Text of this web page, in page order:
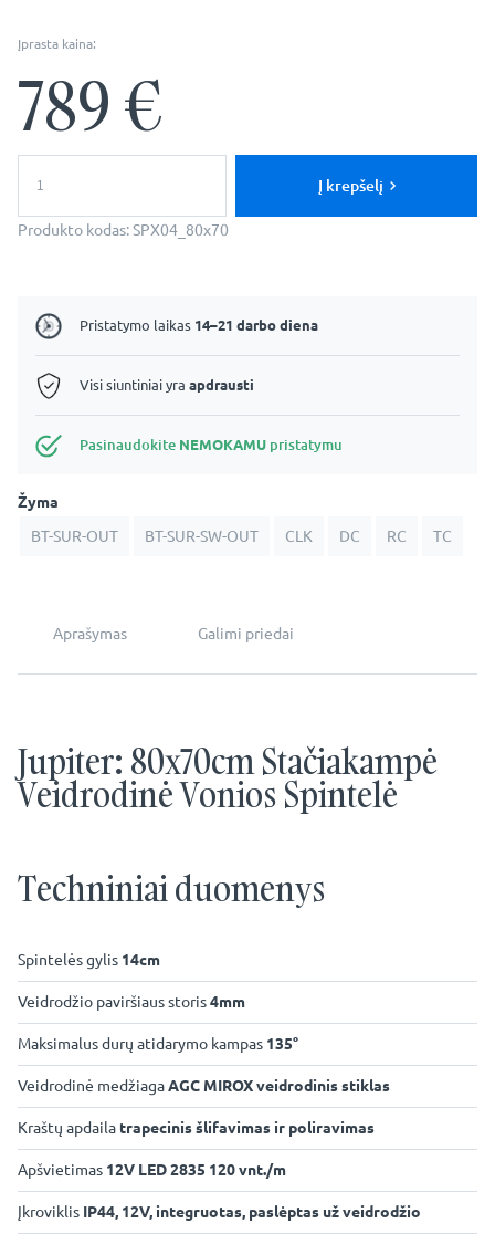
Įprasta kaina:
789€
kiekis:
80x70cm
Į krepšelį
Produkto kodas:SPX04_80x70
Pristatymo laikas 14–21 darbo diena
Visi siuntiniai yra apdrausti
Pasinaudokite NEMOKAMU pristatymu
Žyma
BT-SUR-OUT
BT-SUR-SW-OUT CLK DC RC TC
Aprašymas Galimi priedai
Jupiter: 80x70cm Stačiakampė
Veidrodinė Vonios Spintelė
Techniniai duomenys
Spintelės gylis 14cm
Veidrodžio paviršiaus storis4mm
Maksimalus durų atidarymo kampas 135°
Veidrodinė medžiagaAGC MIROX veidrodinis stiklas
Kraštų apdaila trapecinis šlifavimas ir poliravimas
Apšvietimas 12V LED 2835 120 vnt./m
Įkroviklis IP44, 12V, integruotas, paslėptas už veidrodžio